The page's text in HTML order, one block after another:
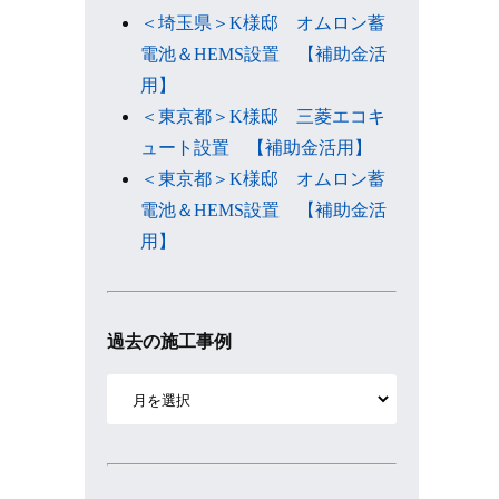
＜埼玉県＞K様邸 オムロン蓄
電池＆HEMS設置 【補助金活
用】
＜東京都＞K様邸 三菱エコキ
ュート設置 【補助金活用】
＜東京都＞K様邸 オムロン蓄
電池＆HEMS設置 【補助金活
用】
過去の施工事例